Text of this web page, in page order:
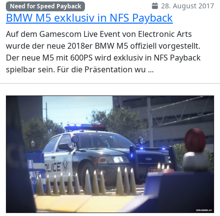
Need for Speed Payback 28. August 2017
BMW M5 exklusiv in NFS Payback
Auf dem Gamescom Live Event von Electronic Arts
wurde der neue 2018er BMW M5 offiziell vorgestellt.
Der neue M5 mit 600PS wird exklusiv in NFS Payback
spielbar sein. Für die Präsentation wu ...